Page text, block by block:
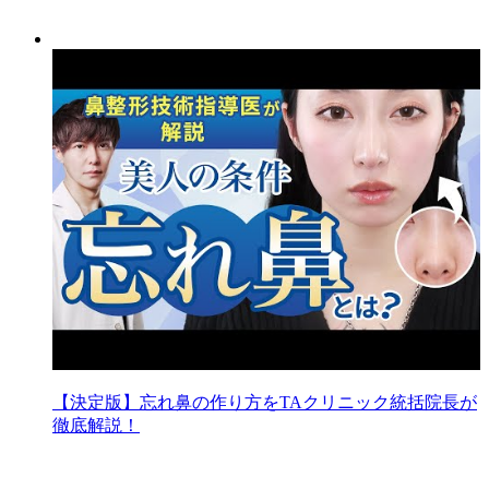
【決定版】忘れ鼻の作り方をTAクリニック統括院長が
徹底解説！